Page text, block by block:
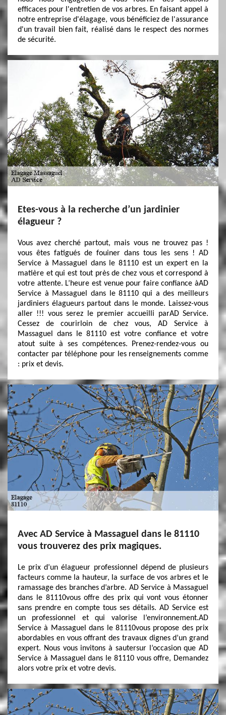
efficaces pour l'entretien de vos arbres. En faisant appel à
notre entreprise d'élagage, vous bénéficiez de l'assurance
d'un travail bien fait, réalisé dans le respect des normes
de sécurité.
Etes-vous à la recherche d’un jardinier
élagueur ?
Vous avez cherché partout, mais vous ne trouvez pas !
vous êtes fatigués de fouiner dans tous les sens ! AD
Service à Massaguel dans le 81110 est un expert en la
matière et qui est tout près de chez vous et correspond à
votre attente. L’heure est venue pour faire confiance àAD
Service à Massaguel dans le 81110 qui a des meilleurs
jardiniers élagueurs partout dans le monde. Laissez-vous
aller !!! vous serez le premier accueilli parAD Service.
Cessez de courirloin de chez vous, AD Service à
Massaguel dans le 81110 est votre confiance et votre
atout suite à ses compétences. Prenez-rendez-vous ou
contacter par téléphone pour les renseignements comme
: prix et devis.
Avec AD Service à Massaguel dans le 81110
vous trouverez des prix magiques.
Le prix d’un élagueur professionnel dépend de plusieurs
facteurs comme la hauteur, la surface de vos arbres et le
ramassage des branches d’arbre. AD Service à Massaguel
dans le 81110vous offre des prix qui vont vous étonner
sans prendre en compte tous ses détails. AD Service est
un professionnel et qui valorise l’environnement.AD
Service à Massaguel dans le 81110vous propose des prix
abordables en vous offrant des travaux dignes d’un grand
expert. Nous vous invitons à sautersur l’occasion que AD
Service à Massaguel dans le 81110 vous offre, Demandez
alors votre prix et votre devis.